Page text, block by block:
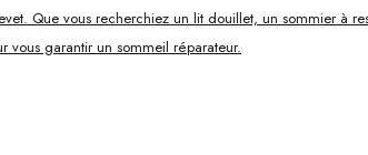
Que vous recherchiez un lit douillet, un sommier à
garantir un sommeil réparateur.